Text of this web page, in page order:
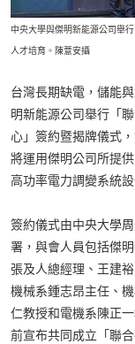
中央大學與傑明新能源公司舉
人才培育。陳薏安攝
台灣長期缺電，儲能
明新能源公司舉行「
心」簽約暨揭牌儀式
將運用傑明公司所提供
高功率電力調變系統
簽約儀式由中央大學
署，與會人員包括傑
張及人總經理、王建
機械系鍾志昂主任、
仁教授和電機系陳正
前宣布共同成立「聯合